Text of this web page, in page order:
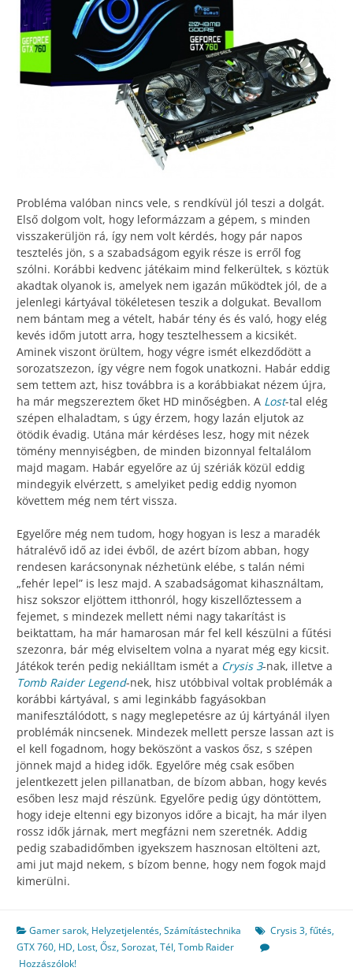
Probléma valóban nincs vele, s rendkívül jól teszi a dolgát.
Első dolgom volt, hogy leformázzam a gépem, s minden
visszakerüljön rá, így nem volt kérdés, hogy pár napos
tesztelés jön, s a szabadságom egyik része is erről fog
szólni. Korábbi kedvenc játékaim mind felkerültek, s köztük
akadtak olyanok is, amelyek nem igazán működtek jól, de a
jelenlegi kártyával tökéletesen teszik a dolgukat. Bevallom
nem bántam meg a vételt, habár tény és és való, hogy elég
kevés időm jutott arra, hogy tesztelhessem a kicsikét.
Aminek viszont örültem, hogy végre ismét elkezdődött a
sorozatszezon, így végre nem fogok unatkozni. Habár eddig
sem tettem azt, hisz továbbra is a korábbiakat nézem újra,
ha már megszereztem őket HD minőségben. A Lost-tal elég
szépen elhaladtam, s úgy érzem, hogy lazán eljutok az
ötödik évadig. Utána már kérdéses lesz, hogy mit nézek
tömény mennyiségben, de minden bizonnyal feltalálom
majd magam. Habár egyelőre az új szériák közül eddig
mindegyik elvérzett, s amelyiket pedig eddig nyomon
követtem még nem tért vissza.
Egyelőre még nem tudom, hogy hogyan is lesz a maradék
hátralévő idő az idei évből, de azért bízom abban, hogy
rendesen karácsonynak nézhetünk elébe, s talán némi
„fehér lepel” is lesz majd. A szabadságomat kihasználtam,
hisz sokszor eljöttem itthonról, hogy kiszellőztessem a
fejemet, s mindezek mellett némi nagy takarítást is
beiktattam, ha már hamarosan már fel kell készülni a fűtési
szezonra, bár még elviseltem volna a nyarat még egy kicsit.
Játékok terén pedig nekiálltam ismét a Crysis 3-nak, illetve a
Tomb Raider Legend-nek, hisz utóbbival voltak problémák a
korábbi kártyával, s ami leginkább fagyásokban
manifesztálódott, s nagy meglepetésre az új kártyánál ilyen
problémák nincsenek. Mindezek mellett persze lassan azt is
el kell fogadnom, hogy beköszönt a vaskos ősz, s szépen
jönnek majd a hideg idők. Egyelőre még csak esőben
jelentkezett jelen pillanatban, de bízom abban, hogy kevés
esőben lesz majd részünk. Egyelőre pedig úgy döntöttem,
hogy ideje eltenni egy bizonyos időre a bicajt, ha már ilyen
rossz idők járnak, mert megfázni nem szeretnék. Addig
pedig szabadidőmben igyekszem hasznosan eltölteni azt,
ami jut majd nekem, s bízom benne, hogy nem fogok majd
kimerülni.
Gamer sarok, Helyzetjelentés,Számítástechnika Crysis 3,fűtés,
GTX 760, HD, Lost,Ősz,Sorozat,Tél,Tomb Raider
Hozzászólok!